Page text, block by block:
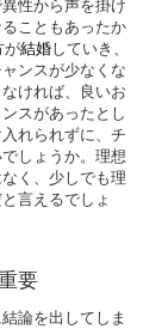
性から声を掛け
こともあったか
が結婚していき、
ンスが少なくな
ければ、良いお
スがあったとし
れられずに、チ
しょうか。理想
く、少しでも理
言えるでしょ
要
論を出してしま